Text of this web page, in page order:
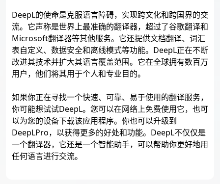
DeepL的使命是克服语言障碍，实现跨文化和跨国界的交
流。它声称是世界上最准确的翻译器，超过了谷歌翻译和
Microsoft翻译器等其他服务。它还提供文档翻译、词汇
表自定义、数据安全和离线模式等功能。DeepL正在不断
改进其技术并扩大其语言覆盖范围。它在全球拥有数百万
用户，他们将其用于个人和专业目的。
如果你正在寻找一个快速、可靠、易于使用的翻译服务，
你可能想试试DeepL。您可以在网络上免费使用它，也可
以为您的设备下载该应用程序。你也可以升级到
DeepLPro，以获得更多的好处和功能。DeepL不仅仅是
一个翻译器，它还是一个智能助手，可以帮助你更好地用
任何语言进行交流。